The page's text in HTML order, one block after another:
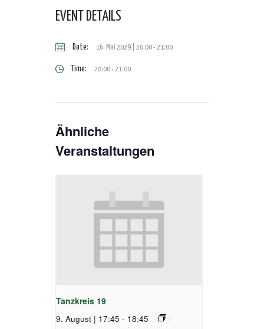
EVENT DETAILS
Date: 16. Mai 2029 | 20:00-21:00
Time: 20:00 - 21:00
Ähnliche
Veranstaltungen
Tanzkreis 19
9. August | 17:45 - 18:45